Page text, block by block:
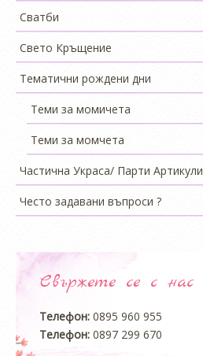
Сватби
Свето Кръщение
Тематични рождени дни
Теми за момичета
Теми за момчета
Частична Украса/ Парти Артикули
Често задавани въпроси ?
Свържете се с нас
Телефон: 0895 960 955
Телефон: 0897 299 670